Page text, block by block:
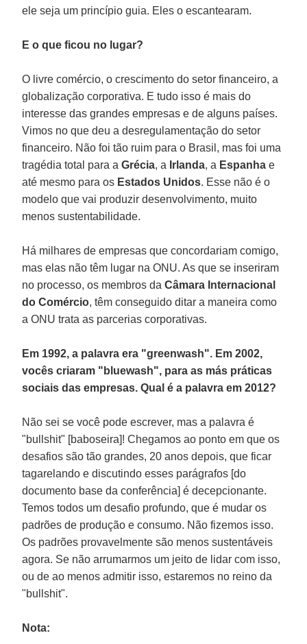
ele seja um princípio guia. Eles o escantearam.
E o que ficou no lugar?
O livre comércio, o crescimento do setor financeiro, a
globalização corporativa. E tudo isso é mais do
interesse das grandes empresas e de alguns países.
Vimos no que deu a desregulamentação do setor
financeiro. Não foi tão ruim para o Brasil, mas foi uma
tragédia total para aGrécia, a Irlanda, a Espanhae
até mesmo para os Estados Unidos. Esse não é o
modelo que vai produzir desenvolvimento, muito
menos sustentabilidade.
Há milhares de empresas que concordariam comigo,
mas elas não têm lugar na ONU. As que se inseriram
no processo, os membros daCâmara Internacional
do Comércio, têm conseguido ditar a maneira como
a ONU trata as parcerias corporativas.
Em 1992, a palavra era "greenwash". Em 2002,
vocês criaram "bluewash", para as más práticas
sociais das empresas. Qual é a palavra em 2012?
Não sei se você pode escrever, mas a palavra é
"bullshit" [baboseira]! Chegamos ao ponto em que os
desafios são tão grandes, 20 anos depois, que ficar
tagarelando e discutindo esses parágrafos [do
documento base da conferência] é decepcionante.
Temos todos um desafio profundo, que é mudar os
padrões de produção e consumo. Não fizemos isso.
Os padrões provavelmente são menos sustentáveis
agora. Se não arrumarmos um jeito de lidar com isso,
ou de ao menos admitir isso, estaremos no reino da
"bullshit".
Nota: